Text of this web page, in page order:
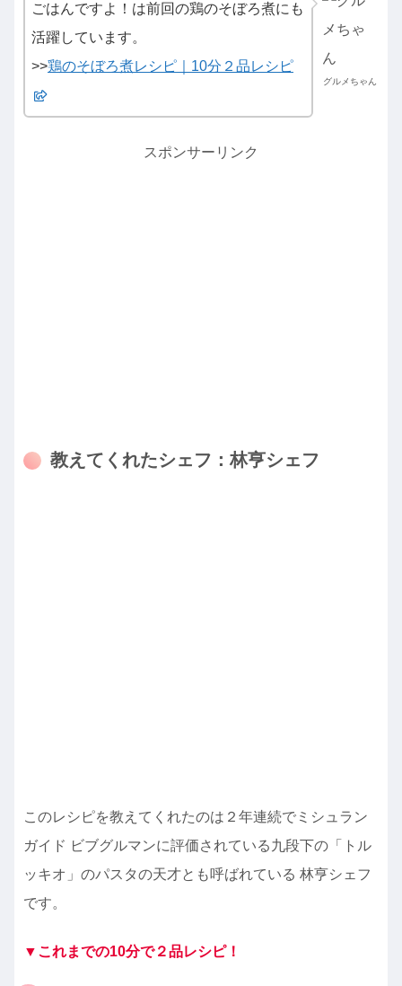
グルメちゃん
ごはんですよ！は前回の鶏のそぼろ煮にも
活躍しています。
>>鶏のそぼろ煮レシピ｜10分２品レシピ
スポンサーリンク
教えてくれたシェフ：林亨シェフ
このレシピを教えてくれたのは２年連続でミシュラン
ガイド ビブグルマンに評価されている九段下の「トル
ッキオ」のパスタの天才とも呼ばれている 林亨シェフ
です。
▼これまでの10分で２品レシピ！